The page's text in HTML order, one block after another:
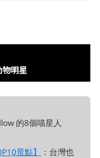
明星
的8個喵星人
景點】
：台灣也